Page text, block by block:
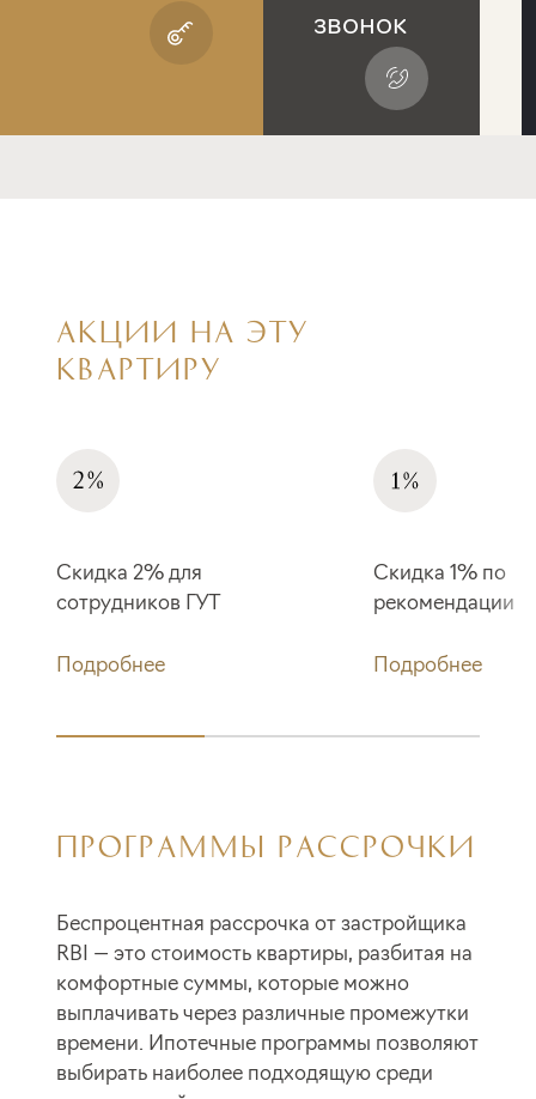
звонок
АКЦИИ НА ЭТУ
КВАРТИРУ
Скидка 2% для
сотрудников ГУТ
Подробнее
Скидка 1% по
рекомендации
Подробнее
ПРОГРАММЫ РАССРОЧКИ
Беспроцентная рассрочка от застройщика
RBI — это стоимость квартиры, разбитая на
комфортные суммы, которые можно
выплачивать через различные промежутки
времени. Ипотечные программы позволяют
выбирать наиболее подходящую среди